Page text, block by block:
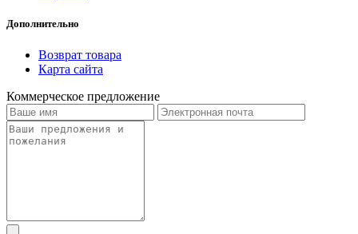
Дополнительно
Возврат товара
Карта сайта
Коммерческое предложение